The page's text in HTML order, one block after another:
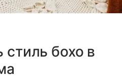
стиль бохо в